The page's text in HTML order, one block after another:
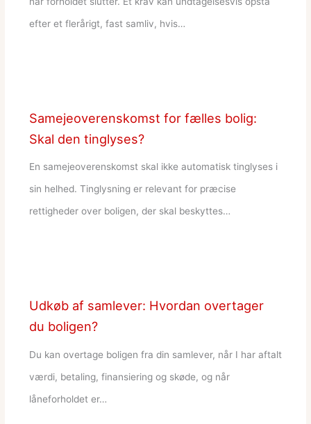
efter et flerårigt, fast samliv, hvis…
Samejeoverenskomst for fælles bolig:
Skal den tinglyses?
En samejeoverenskomst skal ikke automatisk tinglyses i
sin helhed. Tinglysning er relevant for præcise
rettigheder over boligen, der skal beskyttes…
Udkøb af samlever: Hvordan overtager
du boligen?
Du kan overtage boligen fra din samlever, når I har aftalt
værdi, betaling, finansiering og skøde, og når
låneforholdet er…